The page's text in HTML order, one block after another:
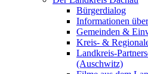
Bürgerdialog
Informationen
Gemeinden &
Kreis- &
Landkreis-
(Auschwitz)